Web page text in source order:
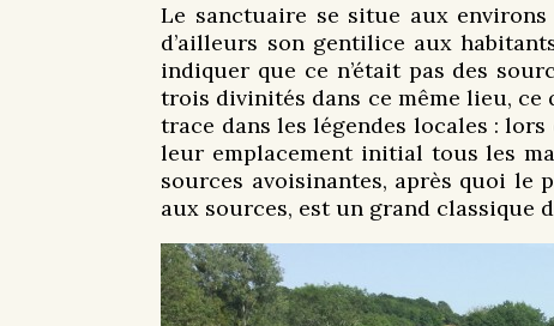
Le sanctuaire se situe aux environs
d’ailleurs son gentilice aux
indiquer que ce n’était pas des
trois divinités dans ce même lieu, ce
trace dans les légendes locales :
leur emplacement initial tous les
sources avoisinantes, après quoi le
aux sources, est un grand classique